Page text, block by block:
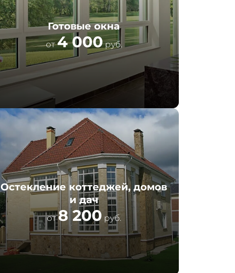
Готовые окна
от4 000руб.
Остекление коттеджей, домов
и дач
от8 200 руб.